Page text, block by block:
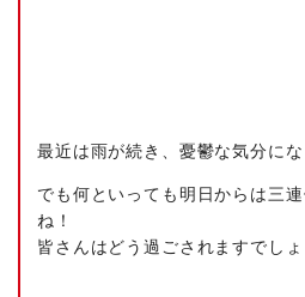
最近は雨が続き、憂鬱な気分にな
でも何といっても明日からは三
ね！
皆さんはどう過ごされますでしょ